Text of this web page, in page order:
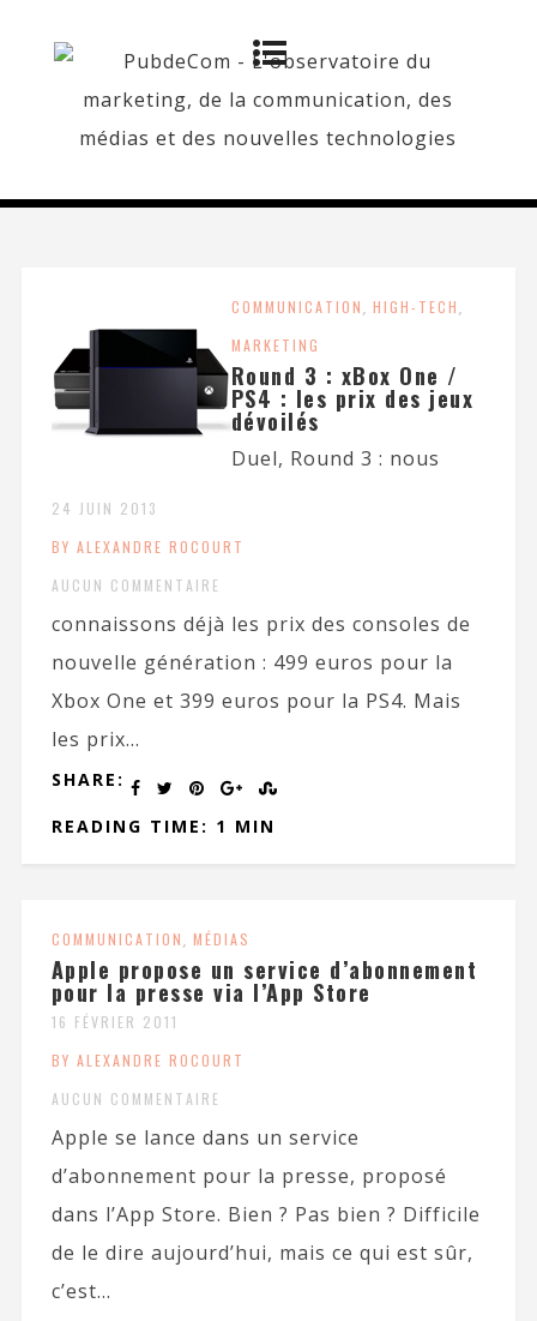
COMMUNICATION, HIGH-TECH,
MARKETING
Round 3 : xBox One /
PS4 : les prix des jeux
dévoilés
24 JUIN 2013
BY ALEXANDRE ROCOURT
AUCUN COMMENTAIRE
Duel, Round 3 : nous
connaissons déjà les prix des consoles de
nouvelle génération : 499 euros pour la
Xbox One et 399 euros pour la PS4. Mais
les prix...
SHARE:
READING TIME: 1 MIN
COMMUNICATION, MÉDIAS
Apple propose un service d’abonnement
pour la presse via l’App Store
16 FÉVRIER 2011
BY ALEXANDRE ROCOURT
AUCUN COMMENTAIRE
Apple se lance dans un service
d’abonnement pour la presse, proposé
dans l’App Store. Bien ? Pas bien ? Difficile
de le dire aujourd’hui, mais ce qui est sûr,
c’est...